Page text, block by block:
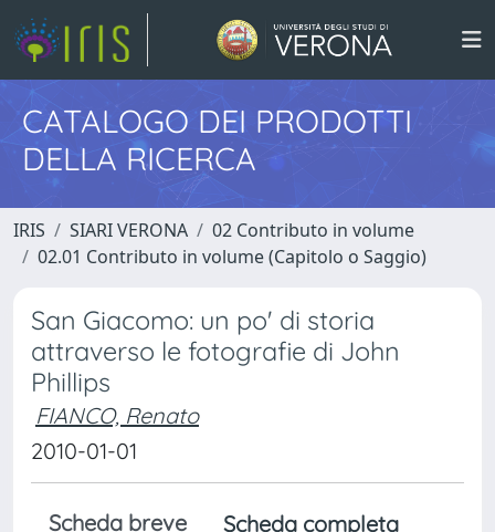
CATALOGO DEI PRODOTTI
DELLA RICERCA
IRIS SIARI VERONA
02 Contributo in volume
02.01 Contributo in volume (Capitolo o Saggio)
San Giacomo: un po' di storia
attraverso le fotografie di John
Phillips
FIANCO, Renato
2010-01-01
Scheda breve
Scheda completa